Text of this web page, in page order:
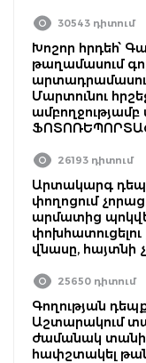
30543 դիտում
Խոշոր հրդեհ՝
թաղամասում
Մարտունու
ամբողջությամբ
26193 դիտում
Արտակարգ
փողոցում
արմատից
վնասը,
25650 դիտում
Գողության
Աշտարակում
ժամանակ
հափշտակել